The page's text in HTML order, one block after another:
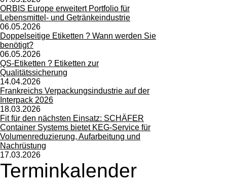
ORBIS Europe erweitert Portfolio für
Lebensmittel- und Getränkeindustrie
06.05.2026
Doppelseitige Etiketten ? Wann werden Sie
benötigt?
06.05.2026
QS-Etiketten ? Etiketten zur
Qualitätssicherung
14.04.2026
Frankreichs Verpackungsindustrie auf der
Interpack 2026
18.03.2026
Fit für den nächsten Einsatz: SCHÄFER
Container Systems bietet KEG-Service für
Volumenreduzierung, Aufarbeitung und
Nachrüstung
17.03.2026
Terminkalender